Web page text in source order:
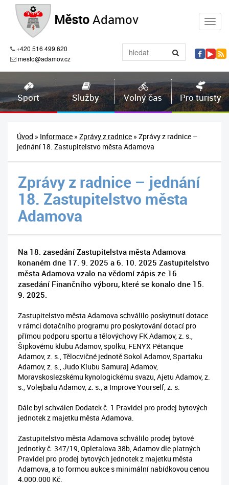
MěstoAdamov
+420 516 499 620
mesto@adamov.cz
Sport Služby Volný čas Pro turisty
Úvod » Informace » Zprávy z radnice » Zprávy z radnice –
jednání 18. Zastupitelstvo města Adamova
Zprávy z radnice – jednání
18. Zastupitelstvo města
Adamova
Na 18. zasedání Zastupitelstva města Adamova
konaném dne 17. 9. 2025 a 6. 10. 2025 Zastupitelstvo
města Adamova vzalo na vědomí zápis ze 16.
zasedání Finančního výboru, které se konalo dne 15.
9. 2025.
Zastupitelstvo města Adamova schválilo poskytnutí dotace
v rámci dotačního programu pro poskytování dotací pro
přímou podporu sportu a tělovýchovy FK Adamov, z. s.,
Šipkovému klubu Adamov, spolku, FENYX Pétanque
Adamov, z. s., Tělocvičné jednotě Sokol Adamov, Spartaku
Adamov, z. s., Judo Klubu Samuraj Adamov,
Moravskoslezskému kynologickému svazu, Ajetu Adamov, z.
s., Volejbalu Adamov, z. s., a Improve Yourself, z. s.
Dále byl schválen Dodatek č. 1 Pravidel pro prodej bytových
jednotek z majetku města Adamova.
Zastupitelstvo města Adamova schválilo prodej bytové
jednotky č. 347/19, Opletalova 38b, Adamov dle platných
Pravidel pro prodej bytových jednotek z majetku města
Adamova, a to formou aukce s minimální nabídkovou cenou
4.000.000 Kč.